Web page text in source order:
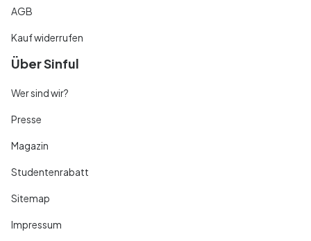
AGB
Kauf widerrufen
Über Sinful
Wer sind wir?
Presse
Magazin
Studentenrabatt
Sitemap
Impressum